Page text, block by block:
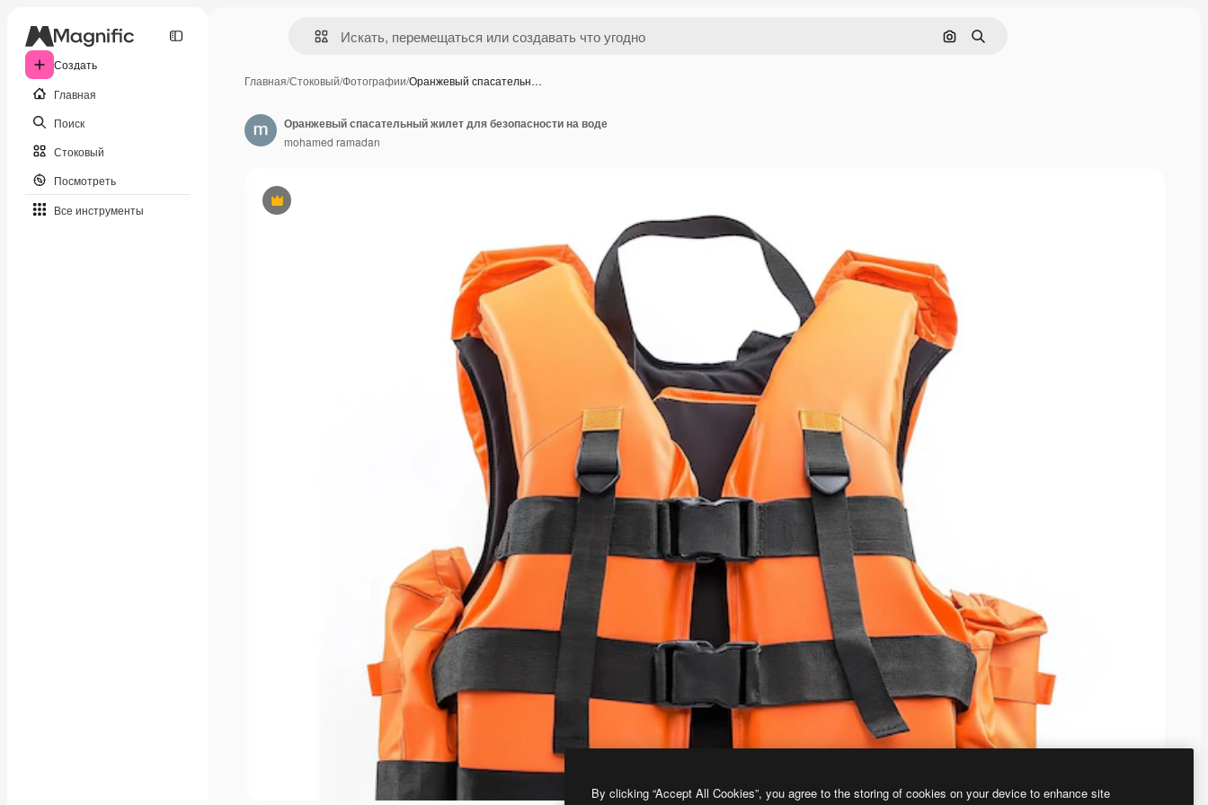
Создать
Главная
Поиск
Стоковый
Посмотреть
Все инструменты
Поиск по изображению
Поиск
Главная/Стоковый/Фотографии/Оранжевый спасательн…
Премиум
Оранжевый спасательный жилет для безопасности на воде
mohamed ramadan
By clicking “Accept All Cookies”, you agree to the storing of cookies on your device to enhance site